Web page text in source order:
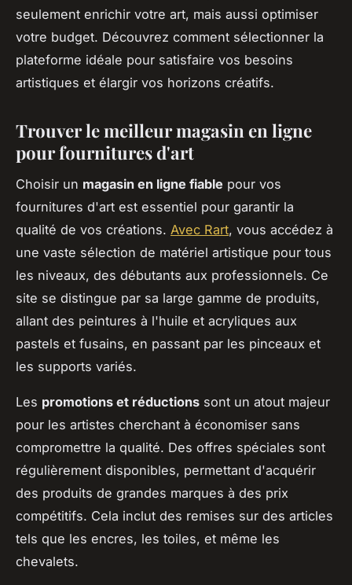
seulement enrichir votre art, mais aussi optimiser
votre budget. Découvrez comment sélectionner la
plateforme idéale pour satisfaire vos besoins
artistiques et élargir vos horizons créatifs.
Trouver le meilleur magasin en ligne
pour fournitures d'art
Choisir un magasin en ligne fiable pour vos
fournitures d'art est essentiel pour garantir la
qualité de vos créations. Avec Rart, vous accédez à
une vaste sélection de matériel artistique pour tous
les niveaux, des débutants aux professionnels. Ce
site se distingue par sa large gamme de produits,
allant des peintures à l'huile et acryliques aux
pastels et fusains, en passant par les pinceaux et
les supports variés.
Les promotions et réductions sont un atout majeur
pour les artistes cherchant à économiser sans
compromettre la qualité. Des offres spéciales sont
régulièrement disponibles, permettant d'acquérir
des produits de grandes marques à des prix
compétitifs. Cela inclut des remises sur des articles
tels que les encres, les toiles, et même les
chevalets.